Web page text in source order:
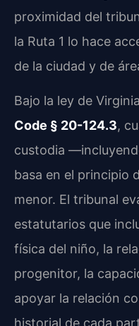
proximidad del
la Ruta 1 lo hace
de la ciudad y de
Bajo la ley de
Code § 20-124.3,
custodia
basa en el principio
menor. El tribunal
estatutarios que
física del niño, la
progenitor, la
apoyar la relación
historial de cada